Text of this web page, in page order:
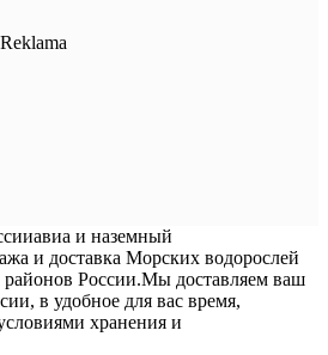
авиа и наземный
и доставка Морских водорослей
районов России.Мы доставляем ваш
в удобное для вас время,
хранения и